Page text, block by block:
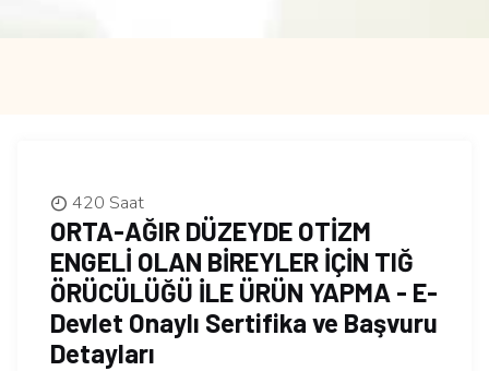
420 Saat
ORTA-AĞIR DÜZEYDE OTİZM
ENGELİ OLAN BİREYLER İÇİN TIĞ
ÖRÜCÜLÜĞÜ İLE ÜRÜN YAPMA - E-
Devlet Onaylı Sertifika ve Başvuru
Detayları